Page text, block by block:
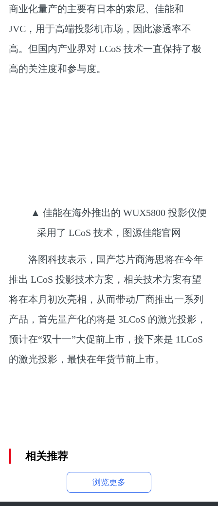
商业化量产的主要有日本的索尼、佳能和
JVC，用于高端投影机市场，因此渗透率不
高。但国内产业界对 LCoS 技术一直保持了极
高的关注度和参与度。
▲ 佳能在海外推出的 WUX5800 投影仪便
采用了 LCoS 技术，图源佳能官网
洛图科技表示，国产芯片商海思将在今年
推出 LCoS 投影技术方案，相关技术方案有望
将在本月初次亮相，从而带动厂商推出一系列
产品，首先量产化的将是 3LCoS 的激光投影，
预计在“双十一”大促前上市，接下来是 1LCoS
的激光投影，最快在年货节前上市。
相关推荐
浏览更多